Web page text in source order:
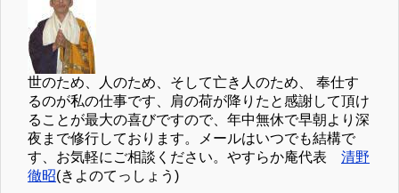
世のため、人のため、そして亡き人のため、 奉仕す
るのが私の仕事です、肩の荷が降りたと感謝して頂け
ることが最大の喜びですので、年中無休で早朝より深
夜まで修行しております。メールはいつでも結構で
す、お気軽にご相談ください。やすらか庵代表 清野
徹昭(きよのてっしょう)